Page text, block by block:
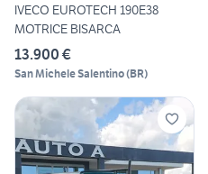
IVECO EUROTECH 190E38
MOTRICE BISARCA
13.900 €
San Michele Salentino(BR)